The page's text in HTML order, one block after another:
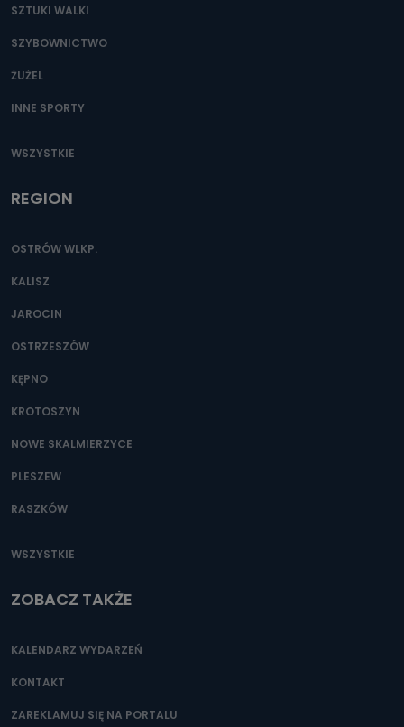
SZTUKI WALKI
SZYBOWNICTWO
ŻUŻEL
INNE SPORTY
WSZYSTKIE
REGION
OSTRÓW WLKP.
KALISZ
JAROCIN
OSTRZESZÓW
KĘPNO
KROTOSZYN
NOWE SKALMIERZYCE
PLESZEW
RASZKÓW
WSZYSTKIE
ZOBACZ TAKŻE
KALENDARZ WYDARZEŃ
KONTAKT
ZAREKLAMUJ SIĘ NA PORTALU